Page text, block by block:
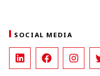
SOCIAL MEDIA